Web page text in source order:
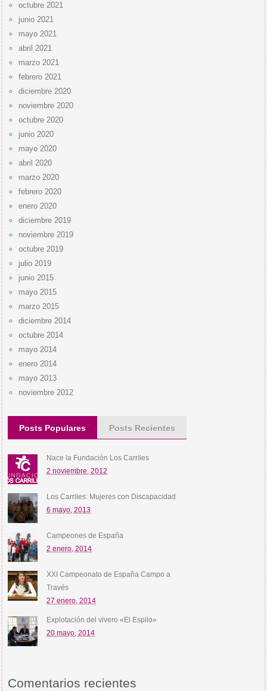
octubre 2021
junio 2021
mayo 2021
abril 2021
marzo 2021
febrero 2021
diciembre 2020
noviembre 2020
octubre 2020
junio 2020
mayo 2020
abril 2020
marzo 2020
febrero 2020
enero 2020
diciembre 2019
noviembre 2019
octubre 2019
julio 2019
junio 2015
mayo 2015
marzo 2015
diciembre 2014
octubre 2014
mayo 2014
enero 2014
mayo 2013
noviembre 2012
Posts Populares Posts Recientes
Nace la Fundación Los Carriles
2 noviembre, 2012
Los Carriles: Mujeres con Discapacidad
6 mayo, 2013
Campeones de España
2 enero, 2014
XXI Campeonato de España Campo a
Través
27 enero, 2014
Explotación del vivero «El Espilo»
20 mayo, 2014
Comentarios recientes